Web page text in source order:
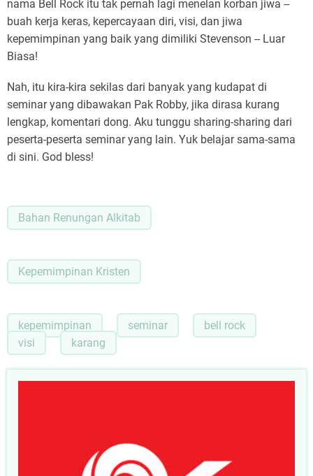
nama Bell Rock itu tak pernah lagi menelan korban jiwa --
buah kerja keras, kepercayaan diri, visi, dan jiwa
kepemimpinan yang baik yang dimiliki Stevenson -- Luar
Biasa!
Nah, itu kira-kira sekilas dari banyak yang kudapat di
seminar yang dibawakan Pak Robby, jika dirasa kurang
lengkap, komentari dong. Aku tunggu sharing-sharing dari
peserta-peserta seminar yang lain. Yuk belajar sama-sama
di sini. God bless!
Bahan Renungan Alkitab
Kepemimpinan Kristen
kepemimpinan seminar
bell rock
visi
karang